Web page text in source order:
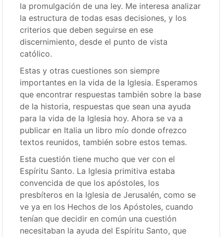
la promulgación de una ley. Me interesa analizar
la estructura de todas esas decisiones, y los
criterios que deben seguirse en ese
discernimiento, desde el punto de vista
católico.
Estas y otras cuestiones son siempre
importantes en la vida de la Iglesia. Esperamos
que encontrar respuestas también sobre la base
de la historia, respuestas que sean una ayuda
para la vida de la Iglesia hoy. Ahora se va a
publicar en Italia un libro mío donde ofrezco
textos reunidos, también sobre estos temas.
Esta cuestión tiene mucho que ver con el
Espíritu Santo. La Iglesia primitiva estaba
convencida de que los apóstoles, los
presbíteros en la Iglesia de Jerusalén, como se
ve ya en los Hechos de los Apóstoles, cuando
tenían que decidir en común una cuestión
necesitaban la ayuda del Espíritu Santo, que